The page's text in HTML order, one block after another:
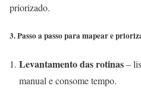
priorizado.
3. Passo a passo para mapear e
Levantamento das rotinas–
manual e consome tempo.